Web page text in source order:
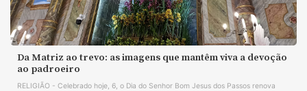
Da Matriz ao trevo: as imagens que mantêm viva a devoção
ao padroeiro
RELIGIÃO - Celebrado hoje, 6, o Dia do Senhor Bom Jesus dos Passos renova